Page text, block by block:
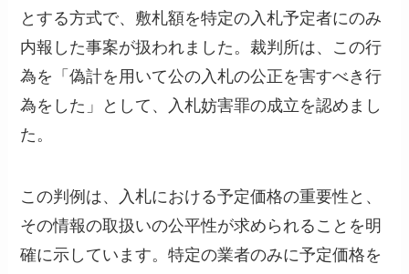
とする方式で、敷札額を特定の入札予定者にのみ
内報した事案が扱われました。裁判所は、この行
為を「偽計を用いて公の入札の公正を害すべき行
為をした」として、入札妨害罪の成立を認めまし
た。
この判例は、入札における予定価格の重要性と、
その情報の取扱いの公平性が求められることを明
確に示しています。特定の業者のみに予定価格を